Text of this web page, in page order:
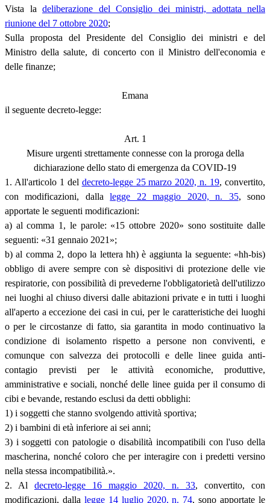
Vista la deliberazione del Consiglio dei ministri, adottata nella
riunione del 7 ottobre 2020;
Sulla proposta del Presidente del Consiglio dei ministri e del
Ministro della salute, di concerto con il Ministro dell'economia e
delle finanze;
Emana
il seguente decreto-legge:
Art. 1
Misure urgenti strettamente connesse con la proroga della
dichiarazione dello stato di emergenza da COVID-19
1. All'articolo 1 del decreto-legge 25 marzo 2020, n. 19, convertito,
con modificazioni, dallalegge 22 maggio 2020, n. 35, sono
apportate le seguenti modificazioni:
a) al comma 1, le parole: «15 ottobre 2020» sono sostituite dalle
seguenti: «31 gennaio 2021»;
b) al comma 2, dopo la lettera hh) è aggiunta la seguente: «hh-bis)
obbligo di avere sempre con sè dispositivi di protezione delle vie
respiratorie, con possibilità di prevederne l'obbligatorietà dell'utilizzo
nei luoghi al chiuso diversi dalle abitazioni private e in tutti i luoghi
all'aperto a eccezione dei casi in cui, per le caratteristiche dei luoghi
o per le circostanze di fatto, sia garantita in modo continuativo la
condizione di isolamento rispetto a persone non conviventi, e
comunque con salvezza dei protocolli e delle linee guida anti-
contagio previsti per le attività economiche, produttive,
amministrative e sociali, nonché delle linee guida per il consumo di
cibi e bevande, restando esclusi da detti obblighi:
1) i soggetti che stanno svolgendo attività sportiva;
2) i bambini di età inferiore ai sei anni;
3) i soggetti con patologie o disabilità incompatibili con l'uso della
mascherina, nonché coloro che per interagire con i predetti versino
nella stessa incompatibilità.».
2. Al decreto-legge 16 maggio 2020, n. 33, convertito, con
modificazioni, dalla legge 14 luglio 2020, n. 74, sono apportate le